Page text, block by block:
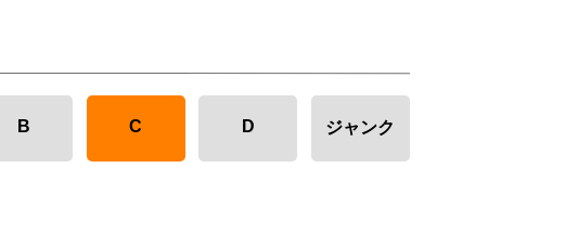
B C D ジャンク